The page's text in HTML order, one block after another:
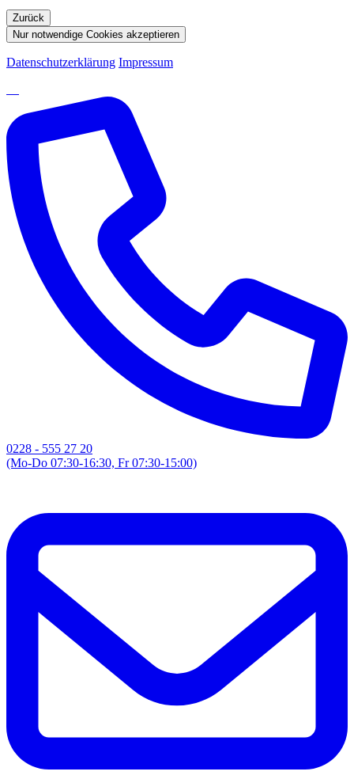
Zurück
Nur notwendige Cookies akzeptieren
Datenschutzerklärung Impressum
0228 - 555 27 20
(Mo-Do 07:30-16:30, Fr 07:30-15:00)